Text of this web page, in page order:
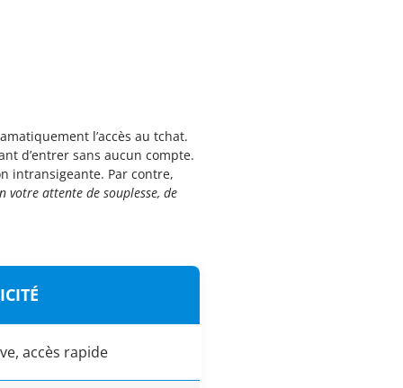
l’accès au tchat.
d’entrer sans aucun compte.
intransigeante. Par contre,
votre attente de souplesse, de
accès rapide